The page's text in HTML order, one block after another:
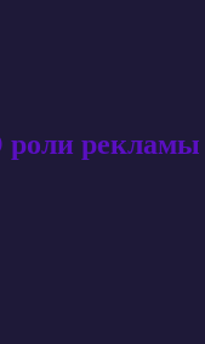
рекламы